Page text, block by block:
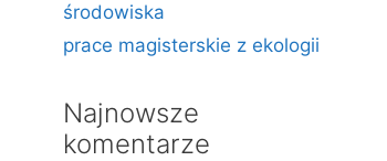
środowiska
prace magisterskie z ekologii
Najnowsze
komentarze